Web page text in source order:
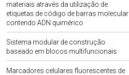
materiais através da utilização de
etiquetas de código de barras molecular
contendo ADN quimérico
Sistema modular de construção
baseado em blocos multifuncionais
Marcadores celulares fluorescentes de